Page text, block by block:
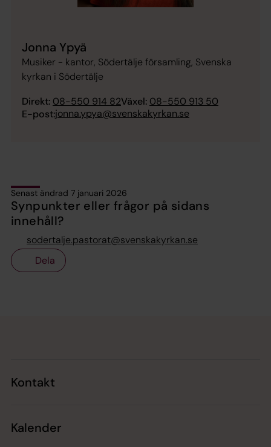
Jonna Ypyä
Musiker - kantor, Södertälje församling, Svenska
kyrkan i Södertälje
Direkt: 08-550 914 82Växel: 08-550 913 50
E-post:jonna.ypya@svenskakyrkan.se
Senast ändrad 7 januari 2026
Synpunkter eller frågor på sidans
innehåll?
sodertalje.pastorat@svenskakyrkan.se
Dela
Kontakt
Kalender